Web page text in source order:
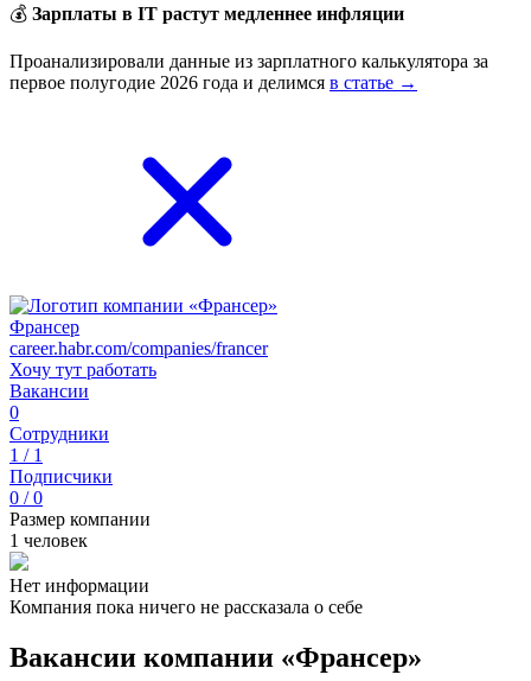
💰 Зарплаты в IT растут медленнее инфляции
Проанализировали данные из зарплатного калькулятора за
первое полугодие 2026 года и делимся в статье →
Франсер
career.habr.com/companies/francer
Хочу тут работать
Вакансии
0
Сотрудники
1 / 1
Подписчики
0 / 0
Размер компании
1 человек
Нет информации
Компания пока ничего не рассказала о себе
Вакансии компании «Франсер»